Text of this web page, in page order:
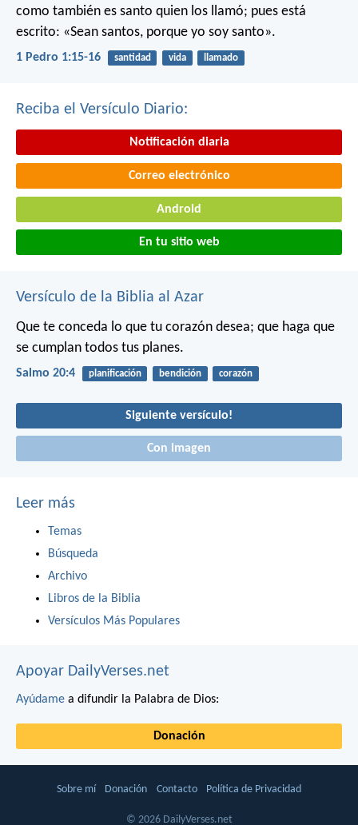
como también es santo quien los llamó; pues está
escrito: «Sean santos, porque yo soy santo».
1 Pedro 1:15-16 santidad vida llamado
Reciba el Versículo Diario:
Notificación diaria
Correo electrónico
Android
En tu sitio web
Versículo de la Biblia al Azar
Que te conceda lo que tu corazón desea; que haga que
se cumplan todos tus planes.
Salmo 20:4 planificación bendición corazón
Siguiente versículo!
Con imagen
Leer más
Temas
Búsqueda
Archivo
Libros de la Biblia
Versículos Más Populares
Apoyar DailyVerses.net
Ayúdame a difundir la Palabra de Dios:
Donación
Sobre mí Donación Contacto Política de Privacidad
© 2026 DailyVerses.net